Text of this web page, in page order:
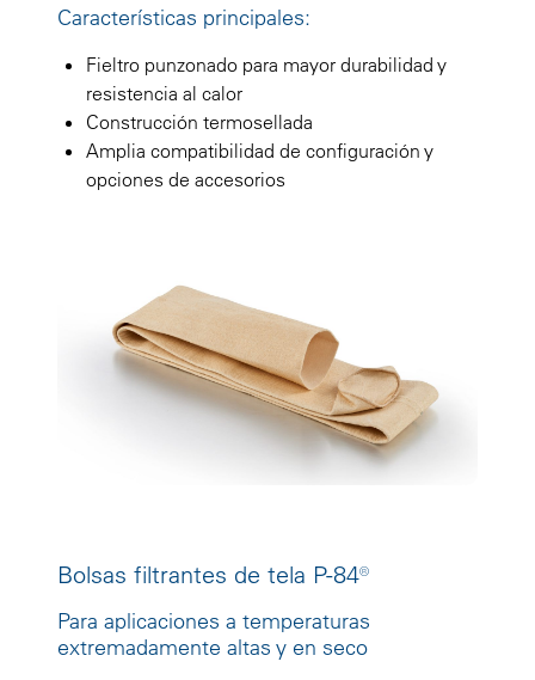
Características principales:
Fieltro punzonado para mayor durabilidad y
resistencia al calor
Construcción termosellada
Amplia compatibilidad de configuración y
opciones de accesorios
Bolsas filtrantes de tela P-84®
Para aplicaciones a temperaturas
extremadamente altas y en seco